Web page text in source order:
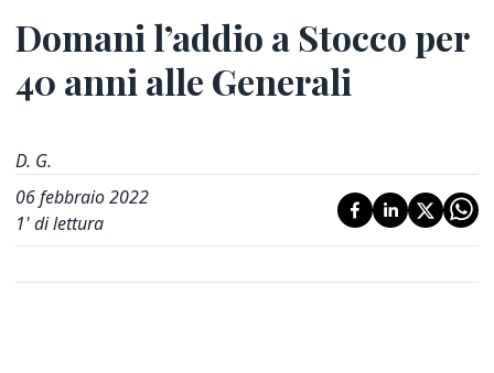
Domani l’addio a Stocco per
40 anni alle Generali
D. G.
06 febbraio 2022
1' di lettura